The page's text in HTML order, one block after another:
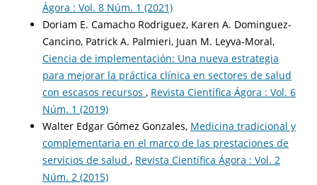
Ágora : Vol. 8 Núm. 1 (2021)
Doriam E. Camacho Rodriguez, Karen A. Dominguez-
Cancino, Patrick A. Palmieri, Juan M. Leyva-Moral,
Ciencia de implementación: Una nueva estrategia
para mejorar la práctica clínica en sectores de salud
con escasos recursos , Revista Científica Ágora : Vol. 6
Núm. 1 (2019)
Walter Edgar Gómez Gonzales, Medicina tradicional y
complementaria en el marco de las prestaciones de
servicios de salud , Revista Científica Ágora : Vol. 2
Núm. 2 (2015)